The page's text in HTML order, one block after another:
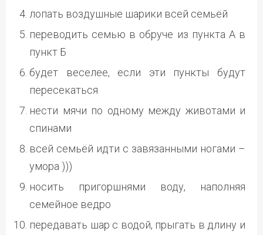
лопать воздушные шарики всей семьёй
переводить семью в обруче из пункта А в
пункт Б
будет веселее, если эти пункты будут
пересекаться
нести мячи по одному между животами и
спинами
всей семьёй идти с завязанными ногами –
умора )))
носить пригоршнями воду, наполняя
семейное ведро
передавать шар с водой, прыгать в длину и